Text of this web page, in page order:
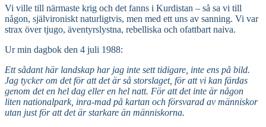
Vi ville till närmaste krig och det fanns i Kurdistan – så sa vi till
någon, självironiskt naturligtvis, men med ett uns av sanning. Vi var
strax över tjugo, äventyrslystna, rebelliska och ofattbart naiva.
Ur min dagbok den 4 juli 1988:
Ett sådant här landskap har jag inte sett tidigare, inte ens på bild.
Jag tycker om det för att det är så storslaget, för att vi kan färdas
genom det en hel dag eller en hel natt. För att det inte är någon
liten nationalpark, inra-mad på kartan och försvarad av människor
utan just för att det är starkare än människorna.